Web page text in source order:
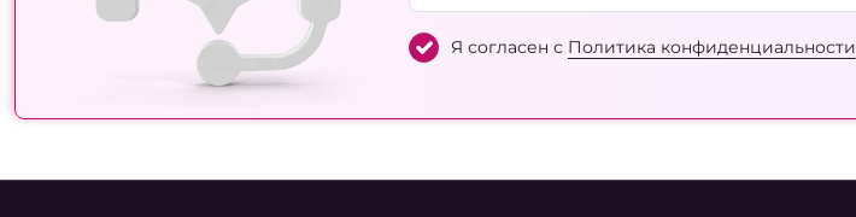
Я согласен с Политика конфиденциальности